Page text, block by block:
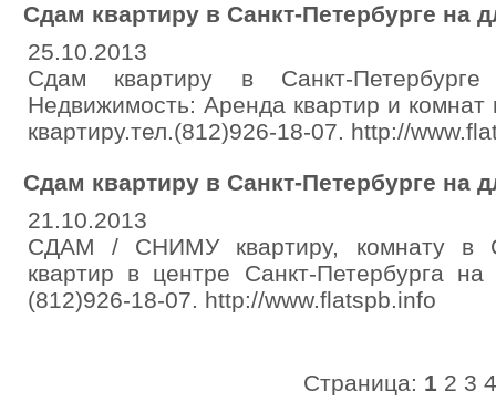
Сдам квартиру в Санкт-Петербурге на
25.10.2013
Сдам квартиру в Санкт-
Недвижимость: Аренда квартир и комнат
квартиру.тел.(812)926-18-07. http://
Сдам квартиру в Санкт-Петербурге на
21.10.2013
СДАМ / СНИМУ квартиру, комнату в
квартир в центре Санкт-Петербурга
(812)926-18-07. http://www.flatspb.info
Страница: 1 2 3 4